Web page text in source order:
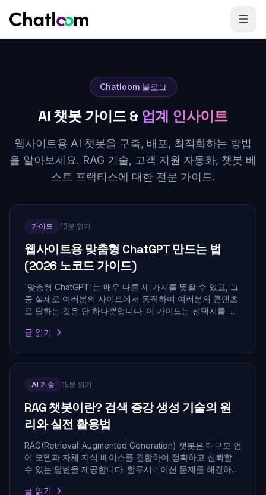
Chatloom 블로그
AI 챗봇 가이드 & 업계 인사이트
웹사이트용 AI 챗봇을 구축, 배포, 최적화하는 방법
을 알아보세요. RAG 기술, 고객 지원 자동화, 챗봇 베
스트 프랙티스에 대한 전문 가이드.
가이드 13분 읽기
웹사이트용 맞춤형 ChatGPT 만드는 법
(2026 노코드 가이드)
'맞춤형 ChatGPT'는 매우 다른 세 가지를 뜻할 수 있고, 그
중 실제로 여러분의 사이트에서 동작하며 여러분의 콘텐츠
로 답하는 것은 단 하나뿐입니다. 이 가이드는 선택지를 정
에 맞는 어시스턴트를 출시하는 방법을 보여줍니다.
글 읽기
AI 기술 15분 읽기
RAG 챗봇이란? 검색 증강 생성 기술의 원
리와 실전 활용법
RAG(Retrieval-Augmented Generation) 챗봇은 대규모 언
어 모델과 자체 지식 베이스를 결합하여 정확하고 신뢰할
수 있는 답변을 제공합니다. 할루시네이션 문제를 해결하는
글 읽기